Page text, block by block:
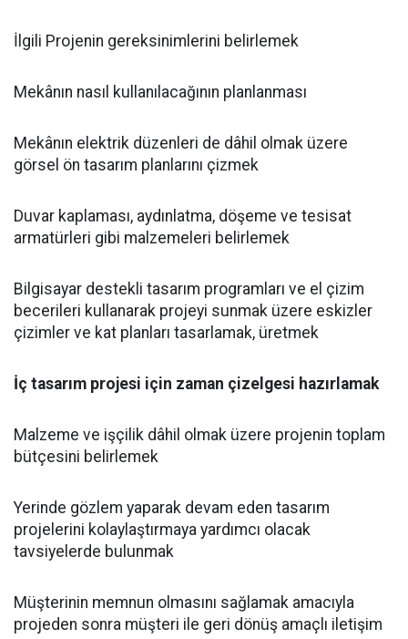
İlgili Projenin gereksinimlerini belirlemek
Mekânın nasıl kullanılacağının planlanması
Mekânın elektrik düzenleri de dâhil olmak üzere
görsel ön tasarım planlarını çizmek
Duvar kaplaması, aydınlatma, döşeme ve tesisat
armatürleri gibi malzemeleri belirlemek
Bilgisayar destekli tasarım programları ve el çizim
becerileri kullanarak projeyi sunmak üzere eskizler
çizimler ve kat planları tasarlamak, üretmek
İç tasarım projesi için zaman çizelgesi hazırlamak
Malzeme ve işçilik dâhil olmak üzere projenin toplam
bütçesini belirlemek
Yerinde gözlem yaparak devam eden tasarım
projelerini kolaylaştırmaya yardımcı olacak
tavsiyelerde bulunmak
Müşterinin memnun olmasını sağlamak amacıyla
projeden sonra müşteri ile geri dönüş amaçlı iletişim